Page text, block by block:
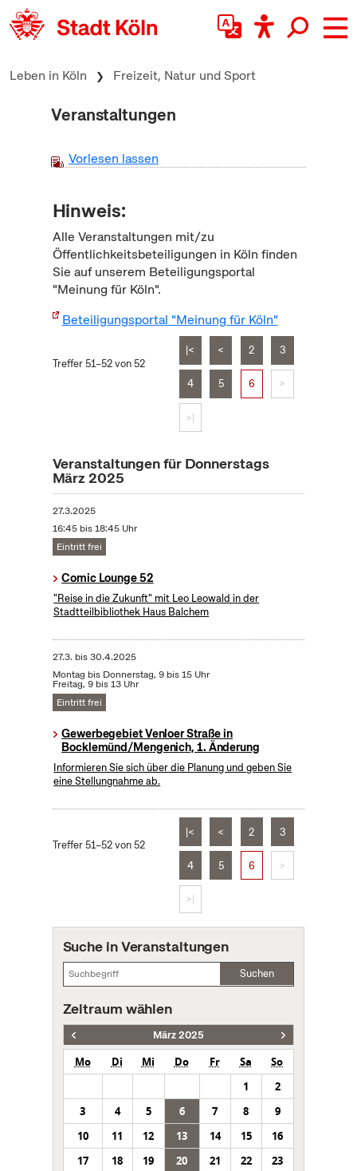
zum Inhalt springen
Leben in Köln Freizeit, Natur und Sport
Veranstaltungen
Vorlesen lassen
Hinweis:
Alle Veranstaltungen mit/zu
Öffentlichkeitsbeteiligungen in Köln finden
Sie auf unserem Beteiligungsportal
"Meinung für Köln".
Beteiligungsportal "Meinung für Köln"
Treffer 51–52 von 52
|< < 2 3
4 5 6 >
>|
Veranstaltungen für Donnerstags
März 2025
27.3.2025
16:45 bis 18:45 Uhr
Eintritt frei
Comic Lounge 52
"Reise in die Zukunft" mit Leo Leowald in der
Stadtteilbibliothek Haus Balchem
27.3. bis30.4.2025
Montag bis Donnerstag, 9 bis 15 Uhr
Freitag, 9 bis 13 Uhr
Eintritt frei
Gewerbegebiet Venloer Straße in
Bocklemünd/Mengenich, 1. Änderung
Informieren Sie sich über die Planung und geben Sie
eine Stellungnahme ab.
Treffer 51–52 von 52
|< < 2 3
4 5 6 >
>|
Suche in Veranstaltungen
Suchen
Zeitraum wählen
März 2025
Mo Di Mi Do Fr Sa
So
1
2
3
4 5 6 7 8
9
10
11 12 13 14 15
16
17
18 19 20 21 22
23